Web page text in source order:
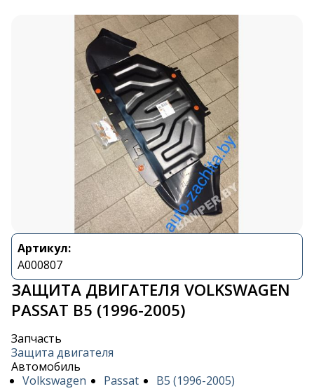
Артикул:
A000807
ЗАЩИТА ДВИГАТЕЛЯ VOLKSWAGEN
PASSAT B5 (1996-2005)
Запчасть
Защита двигателя
Автомобиль
Volkswagen
Passat
B5 (1996-2005)